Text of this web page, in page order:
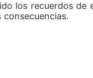
los recuerdos
consecuencias.